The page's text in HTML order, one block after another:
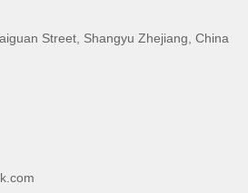
van 8:00 tot 23:00.